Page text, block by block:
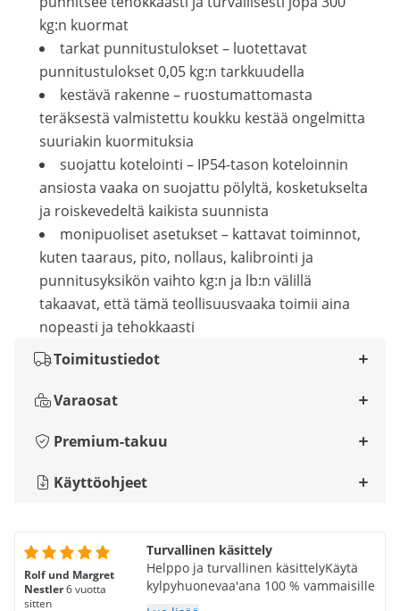
kg:n kuormat
tarkat punnitustulokset – luotettavat
punnitustulokset 0,05 kg:n tarkkuudella
kestävä rakenne – ruostumattomasta
teräksestä valmistettu koukku kestää ongelmitta
suuriakin kuormituksia
suojattu kotelointi – IP54-tason koteloinnin
ansiosta vaaka on suojattu pölyltä, kosketukselta
ja roiskevedeltä kaikista suunnista
monipuoliset asetukset – kattavat toiminnot,
kuten taaraus, pito, nollaus, kalibrointi ja
punnitusyksikön vaihto kg:n ja lb:n välillä
takaavat, että tämä teollisuusvaaka toimii aina
nopeasti ja tehokkaasti
Toimitustiedot
Varaosat
Premium-takuu
Käyttöohjeet
Rolf und Margret
Nestler6 vuotta
sitten
Turvallinen käsittely
Helppo ja turvallinen käsittelyKäytä
kylpyhuonevaa'ana 100 % vammaisille